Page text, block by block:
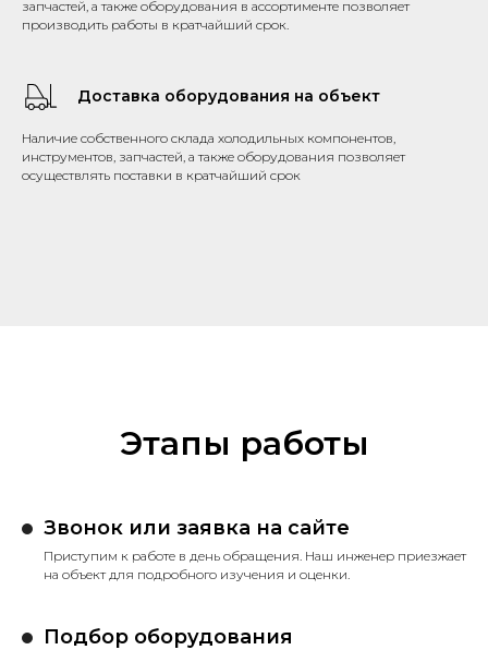
запчастей, а также оборудования в ассортименте позволяет
производить работы в кратчайший срок.
Доставка оборудования на объект
Наличие собственного склада холодильных компонентов,
инструментов, запчастей, а также оборудования позволяет
осуществлять поставки в кратчайший срок
Этапы работы
Звонок или заявка на сайте
Приступим к работе в день обращения. Наш инженер приезжает
на объект для подробного изучения и оценки.
Подбор оборудования